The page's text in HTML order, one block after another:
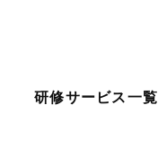
研修サービス一覧